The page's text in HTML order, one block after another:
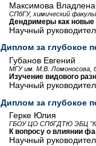
Максимова Владлена
СПбГУ, химический
Дендримеры как
Научный
Диплом за глубокое
Губанов Евгений
МГУ им. М.В. Ломоносова,
Изучение видового
Научный
Диплом за глубокое
Герке Юлия
ГБОУ ЦО СПбГДТЮ ЭБЦ
К вопросу о влиянии
Научный